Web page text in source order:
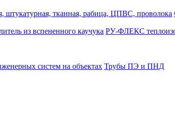
штукатурная, тканная, рабица, ЦПВС, проволока
из вспененного каучука РУ-ФЛЕКС
систем на объектах Трубы ПЭ и ПНД